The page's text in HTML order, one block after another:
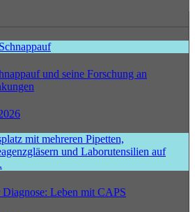
und seine Forschung an
Leben mit CAPS